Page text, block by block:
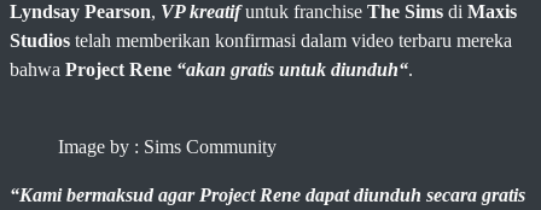
Lyndsay Pearson, VP kreatifuntuk franchise The Sims di Maxis
Studios telah memberikan konfirmasi dalam video terbaru mereka
bahwa Project Rene “akan gratis untuk diunduh“.
Image by : Sims Community
“Kami bermaksud agar Project Rene dapat diunduh secara gratis